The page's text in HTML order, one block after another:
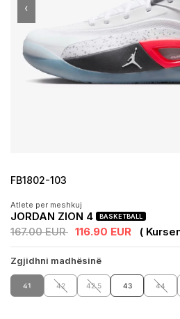
‹
FB1802-103
Atlete per meshkuj
JORDAN ZION 4 BASKETBALL
167.00 EUR 116.90 EUR (
Zgjidhni madhësinë
41 42 42.5 43 44